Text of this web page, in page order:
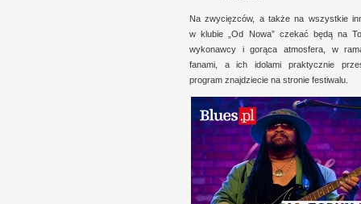
Na zwycięz­ców, a także na wszyst­kie
w klubie „Od Nowa” czekać będą na
wykonawcy i gorąca atmos­fera, w r
fanami, a ich idolami prak­tycz­nie
program znaj­dziecie na stronie festiwalu.